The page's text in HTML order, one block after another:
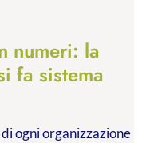
numeri: la
fa sistema
ogni organizzazione